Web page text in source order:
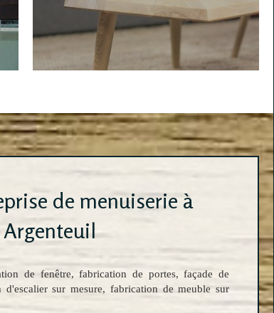
de menuiserie à
Argenteuil
de fenêtre, fabrication de portes, façade de
sur mesure, fabrication de meuble sur